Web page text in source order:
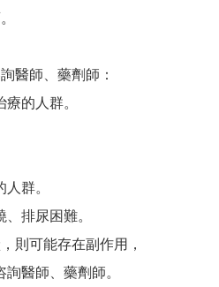
醫師、藥劑師：
的人群。
群。
排尿困難。
則可能存在副作用，
醫師、藥劑師。